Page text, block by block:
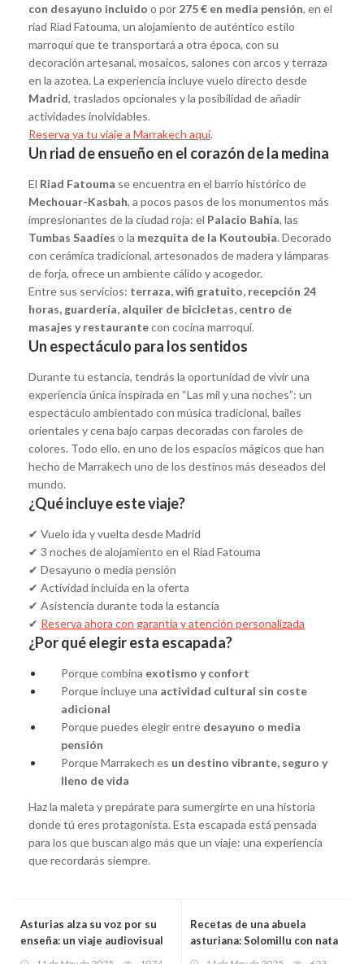
con desayuno incluido o por 275 € en media pensión, en el
riad Riad Fatouma, un alojamiento de auténtico estilo
marroquí que te transportará a otra época, con su
decoración artesanal, mosaicos, salones con arcos y terraza
en la azotea. La experiencia incluye vuelo directo desde
Madrid, traslados opcionales y la posibilidad de añadir
actividades inolvidables.
Reserva ya tu viaje a Marrakech aquí.
Un riad de ensueño en el corazón de la medina
El Riad Fatouma se encuentra en el barrio histórico de
Mechouar-Kasbah, a pocos pasos de los monumentos más
impresionantes de la ciudad roja: el Palacio Bahía, las
Tumbas Saadíes o la mezquita de la Koutoubia. Decorado
con cerámica tradicional, artesonados de madera y lámparas
de forja, ofrece un ambiente cálido y acogedor.
Entre sus servicios: terraza, wifi gratuito, recepción 24
horas, guardería, alquiler de bicicletas, centro de
masajes y restaurantecon cocina marroquí.
Un espectáculo para los sentidos
Durante tu estancia, tendrás la oportunidad de vivir una
experiencia única inspirada en “Las mil y una noches”: un
espectáculo ambientado con música tradicional, bailes
orientales y cena bajo carpas decoradas con faroles de
colores. Todo ello, en uno de los espacios mágicos que han
hecho de Marrakech uno de los destinos más deseados del
mundo.
¿Qué incluye este viaje?
✔ Vuelo ida y vuelta desde Madrid
✔ 3 noches de alojamiento en el Riad Fatouma
✔ Desayuno o media pensión
✔ Actividad incluida en la oferta
✔ Asistencia durante toda la estancia
✔ Reserva ahora con garantía y atención personalizada
¿Por qué elegir esta escapada?
Porque combina exotismo y confort
Porque incluye una actividad cultural sin coste
adicional
Porque puedes elegir entre desayuno o media
pensión
Porque Marrakech es un destino vibrante, seguro y
lleno de vida
Haz la maleta y prepárate para sumergirte en una historia
donde tú eres protagonista. Esta escapada está pensada
para los que buscan algo más que un viaje: una experiencia
que recordarás siempre.
Asturias alza su voz por su
enseña: un viaje audiovisual
Recetas de una abuela
asturiana: Solomillu con nata